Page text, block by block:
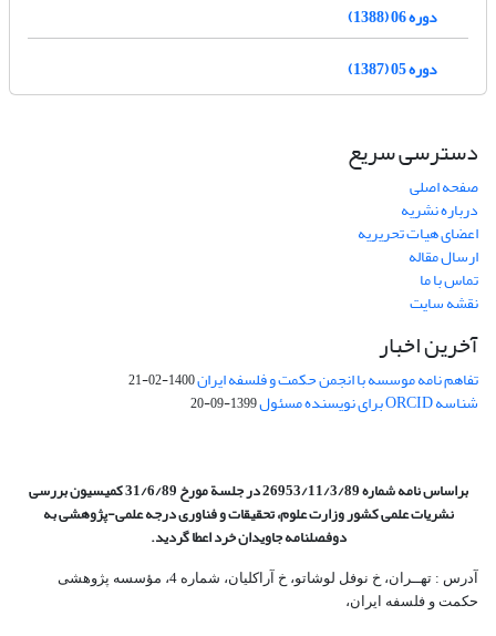
دوره 06 (1388)
دوره 05 (1387)
دسترسی سریع
صفحه اصلی
درباره نشریه
اعضای هیات تحریریه
ارسال مقاله
تماس با ما
نقشه سایت
آخرین اخبار
تفاهم نامه موسسه با انجمن حکمت و فلسفه ایران1400-02-21
شناسه ORCID برای نویسنده مسئول 1399-09-20
براساس نامه شماره 26953/11/3/89 در جلسة مورخ 31/6/89 کمیسیون
بررسی
نشریات علمی کشور وزارت علوم، تحقیقات و فناوری درجه علمی‌-پژوهشیبه
دوفصلنامه جاویدان خرد اعطا گردید.
آدرس : تهــران، خ نوفل لوشاتو، خ آراکلیان، شماره 4،‌ مؤسسه پژوهشی
حکمت و فلسفه ایران،‌